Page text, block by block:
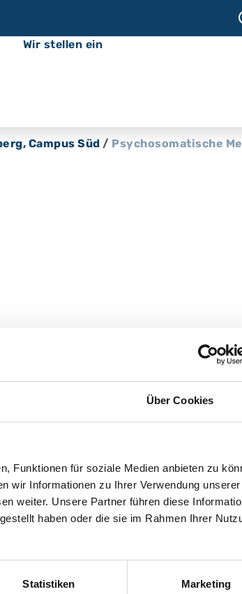
Über Cookies
Funktionen für soziale Medien anbieten zu
wir Informationen zu Ihrer Verwendung unserer
weiter. Unsere Partner führen diese
haben oder die sie im Rahmen Ihrer
Statistiken Marketing
Wir stellen ein
Campus Süd / Psychosomatische